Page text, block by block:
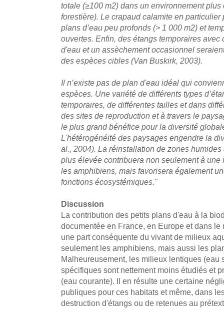
totale (≥100 m2) dans un environnement
forestière). Le crapaud calamite en
plans d’eau peu profonds (> 1 000 m2) et
ouvertes. Enfin, des étangs temporaires
d'eau et un assèchement occasionnel
des espèces cibles (Van Buskirk, 2003).
Il n’existe pas de plan d'eau idéal qui
espèces. Une variété de différents types
temporaires, de différentes tailles et dans
des sites de reproduction et à travers le
le plus grand bénéfice pour la diversité
L'hétérogénéité des paysages engendre la
al., 2004). La réinstallation de zones
plus élevée contribuera non seulement à
les amphibiens, mais favorisera également
fonctions écosystémiques."
Discussion
La contribution des petits plans d'eau à la
documentée en France, en Europe et dans
une part conséquente du vivant de milieux
seulement les amphibiens, mais aussi les
Malheureusement, les milieux lentiques (eau
spécifiques sont nettement moins étudiés et
(eau courante). Il en résulte une certaine
publiques pour ces habitats et même, dans
destruction d'étangs ou de retenues au